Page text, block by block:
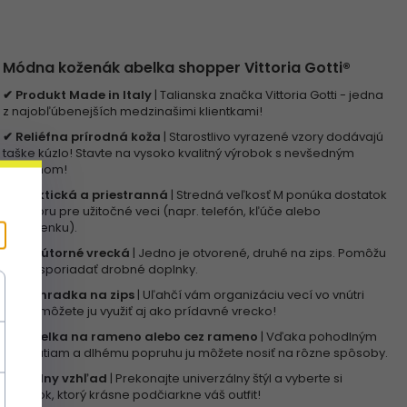
Módna koženák abelka shopper Vittoria Gotti®
✔ Produkt Made in Italy | Talianska značka Vittoria Gotti - jedna
z najobľúbenejších medzinašimi klientkami!
✔ Reliéfna prírodná koža | Starostlivo vyrazené vzory dodávajú
taške kúzlo! Stavte na vysoko kvalitný výrobok s nevšedným
designom!
✔ Praktická a priestranná | Stredná veľkosť M ponúka dostatok
priestoru pre užitočné veci (napr. telefón, kľúče alebo
peňaženku).
✔ 2 vnútorné vrecká | Jedno je otvorené, druhé na zips. Pomôžu
vám usporiadať drobné doplnky.
✔ Priehradka na zips | Uľahčí vám organizáciu vecí vo vnútri
tašky, môžete ju využiť aj ako prídavné vrecko!
✔ Kabelka na rameno alebo cez rameno | Vďaka pohodlným
rukovätiam a dlhému popruhu ju môžete nosiť na rôzne spôsoby.
✔ Módny vzhľad | Prekonajte univerzálny štýl a vyberte si
doplnok, ktorý krásne podčiarkne váš outfit!